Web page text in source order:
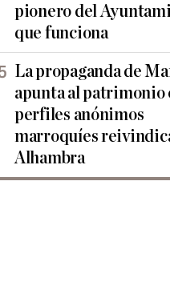
pionero del
que funciona
La propaganda de
apunta al patrimonio
perfiles anónimos
marroquíes
Alhambra